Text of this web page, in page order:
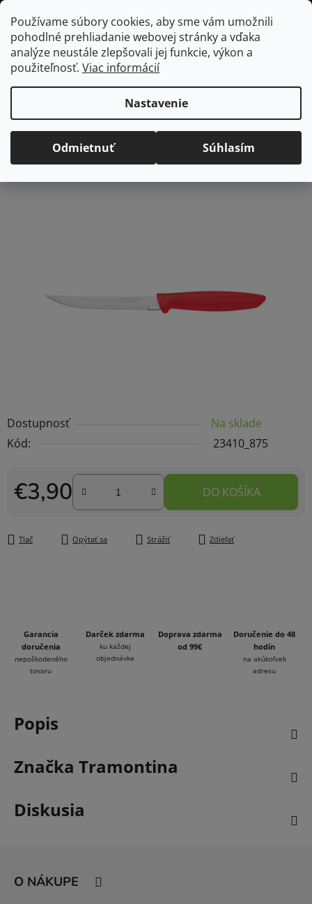
Používame súbory cookies, aby sme vám umožnili
pohodlné prehliadanie webovej stránky a vďaka
analýze neustále zlepšovali jej funkcie, výkon a
použiteľnosť. Viac informácií
Nastavenie
Odmietnuť Súhlasím
Prejsť
na
obsah
Hľadať
Domov
/ Kuchyňa / Kuchynské nože / Samostatné nože / Steakové
nože
Steakový nôž Tramontina Plenus 12,5cm - červený
Dostupnosť
Na sklade
Kód:
23410_875
€3,90
Jednotková cena:
DO KOŠÍKA
Tlač Opýtať sa Strážiť Zdieľať
Steakový nôž Tramontina
Plenus 12,5cm - červený
Priemerné
hodnotenie
Neohodnotené
Podrobnosti hodnotenia
Garancia
doručenia
nepoškodeného
tovaru
Darček zdarma
ku každej
objednávke
Doprava zdarma
od 99€
Doručenie do 48
hodín
na akúkoľvek
adresu
Popis
Značka Tramontina
Diskusia
O NÁKUPE